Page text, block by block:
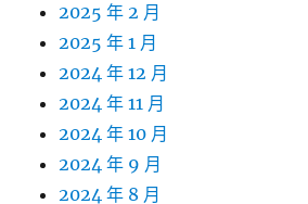
2025 年 2 月
2025 年 1 月
2024 年 12 月
2024 年 11 月
2024 年 10 月
2024 年 9 月
2024 年 8 月